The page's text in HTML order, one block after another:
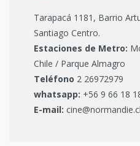
Tarapacá 1181, Barrio
Santiago Centro.
Estaciones de Metro:
Chile / Parque Almagro
Teléfono 2 26972979
whatsapp: +56 9 66 18
E-mail: cine@normandie.cl